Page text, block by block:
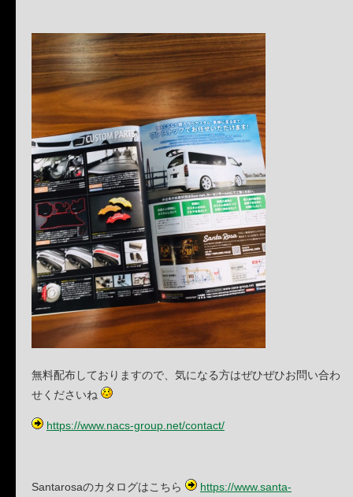
無料配布しておりますので、気になる方はぜひぜひお問い合わ
せくださいね
https://www.nacs-group.net/contact/
Santarosaのカタログはこちら https://www.santa-